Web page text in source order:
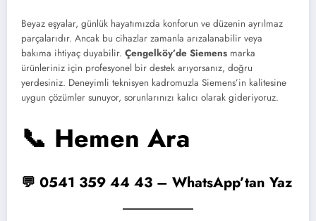
Beyaz eşyalar, günlük hayatımızda konforun ve düzenin ayrılmaz
parçalarıdır. Ancak bu cihazlar zamanla arızalanabilir veya
bakıma ihtiyaç duyabilir. Çengelköy’de Siemens marka
ürünleriniz için profesyonel bir destek arıyorsanız, doğru
yerdesiniz. Deneyimli teknisyen kadromuzla Siemens’in kalitesine
uygun çözümler sunuyor, sorunlarınızı kalıcı olarak gideriyoruz.
📞 Hemen Ara
💬 0541 359 44 43 – WhatsApp’tan Yaz